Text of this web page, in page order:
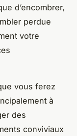
d’encombrer,
perdue
votre
vous ferez
à
des
conviviaux